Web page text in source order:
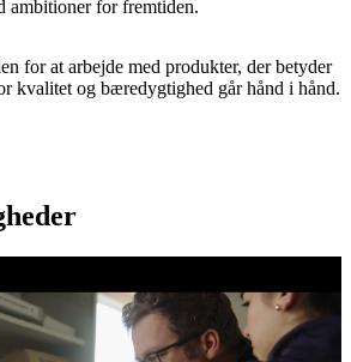
ambitioner for fremtiden.
for at arbejde med produkter, der betyder
kvalitet og bæredygtighed går hånd i hånd.